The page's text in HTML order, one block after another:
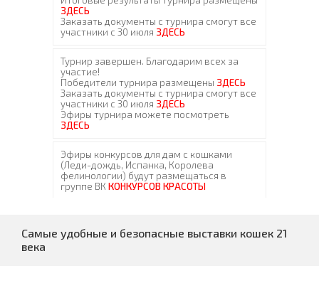
Самые удобные и безопасные выставки кошек 21
века